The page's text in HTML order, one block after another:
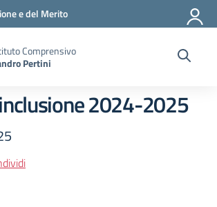
e del Merito
Comprensivo
Pertini
2024-2025